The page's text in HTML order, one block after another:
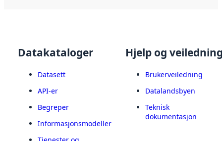
Datakataloger
Datasett
API-er
Begreper
Informasjonsmodeller
Hjelp og
Brukerveiledning
Datalandsbyen
Teknisk
dokumentasjon